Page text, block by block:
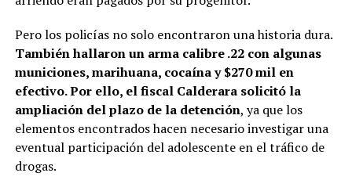
Pero los policías no solo encontraron una historia dura.
También hallaron un arma calibre .22 con algunas
municiones, marihuana, cocaína y $270 mil en
efectivo. Por ello, el fiscal Calderara solicitó la
ampliación del plazo de la detención, ya que los
elementos encontrados hacen necesario investigar una
eventual participación del adolescente en el tráfico de
drogas.